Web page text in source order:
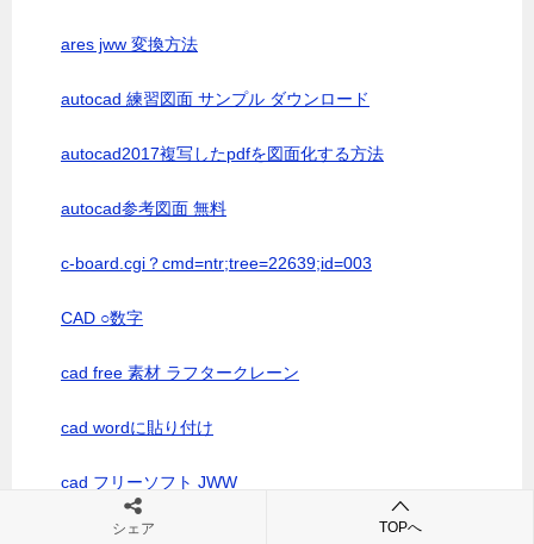
ares jww 変換方法
autocad 練習図面 サンプル ダウンロード
autocad2017複写したpdfを図面化する方法
autocad参考図面 無料
c-board.cgi？cmd=ntr;tree=22639;id=003
CAD ○数字
cad free 素材 ラフタークレーン
cad wordに貼り付け
cad フリーソフト JWW
cad 交通誘導員 無料
シェア TOPへ